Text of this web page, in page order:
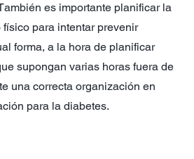
es importante planificar la
para intentar prevenir
forma, a la hora de planificar
supongan varias horas fuera de
una correcta organización en
para la diabetes.